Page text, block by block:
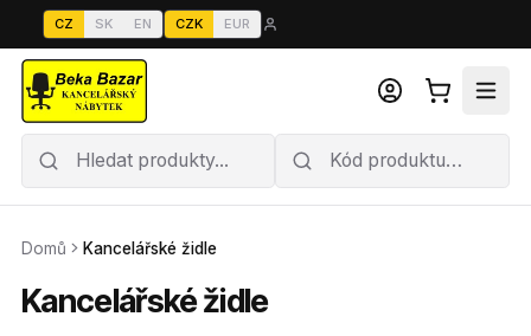
CZ SK EN CZK EUR
Domů Kancelářské židle
Kancelářské židle